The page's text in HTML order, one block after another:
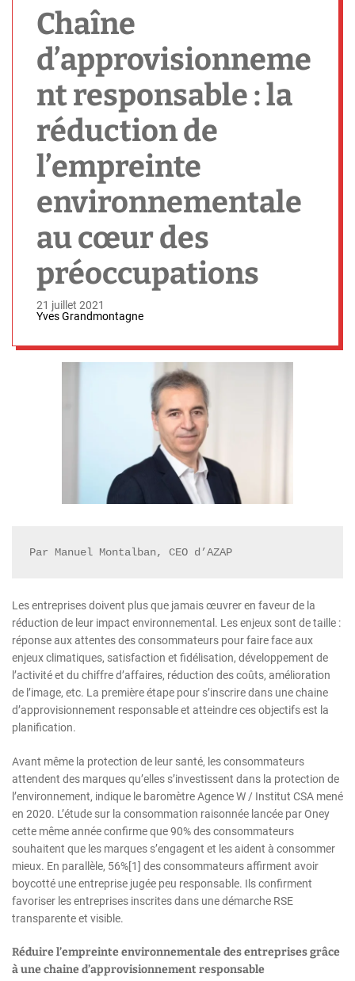
Chaîne
d’approvisionneme
nt responsable : la
réduction de
l’empreinte
environnementale
au cœur des
préoccupations
21 juillet 2021
Yves Grandmontagne
Par Manuel Montalban, CEO d’AZAP
Les entreprises doivent plus que jamais œuvrer en faveur de la
réduction de leur impact environnemental. Les enjeux sont de taille :
réponse aux attentes des consommateurs pour faire face aux
enjeux climatiques, satisfaction et fidélisation, développement de
l’activité et du chiffre d’affaires, réduction des coûts, amélioration
de l’image, etc. La première étape pour s’inscrire dans une chaine
d’approvisionnement responsable et atteindre ces objectifs est la
planification.
Avant même la protection de leur santé, les consommateurs
attendent des marques qu’elles s’investissent dans la protection de
l’environnement, indique le baromètre Agence W / Institut CSA mené
en 2020. L’étude sur la consommation raisonnée lancée par Oney
cette même année confirme que 90% des consommateurs
souhaitent que les marques s’engagent et les aident à consommer
mieux. En parallèle, 56%[1] des consommateurs affirment avoir
boycotté une entreprise jugée peu responsable. Ils confirment
favoriser les entreprises inscrites dans une démarche RSE
transparente et visible.
Réduire l’empreinte environnementale des entreprises grâce
à une chaine d’approvisionnement responsable